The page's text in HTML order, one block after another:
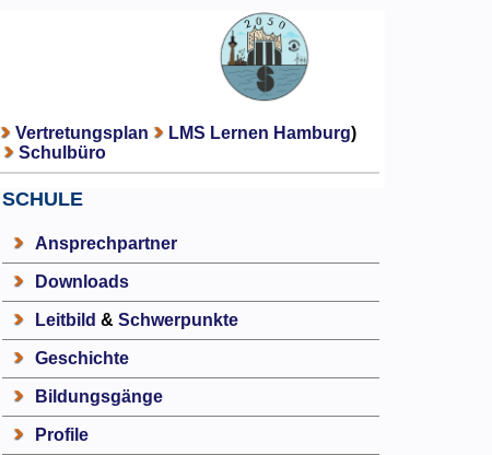
Vertretungsplan LMS Lernen Hamburg)
Schulbüro
SCHULE
Ansprechpartner
Downloads
Leitbild & Schwerpunkte
Geschichte
Bildungsgänge
Profile